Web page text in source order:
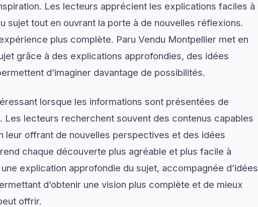
Les lecteurs apprécient les explications faciles à
sujet tout en ouvrant la porte à de nouvelles réflexions.
plus complète. Paru Vendu Montpellier met en
grâce à des explications approfondies, des idées
d’imaginer davantage de possibilités.
lorsque les informations sont présentées de
Les lecteurs recherchent souvent des contenus capables
leur offrant de nouvelles perspectives et des idées
chaque découverte plus agréable et plus facile à
explication approfondie du sujet, accompagnée d’idées
d’obtenir une vision plus complète et de mieux
offrir.